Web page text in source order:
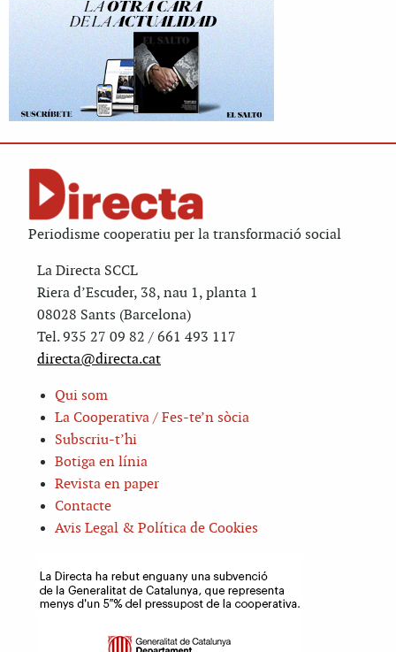
Periodisme cooperatiu per la transformació social
La Directa SCCL
Riera d’Escuder, 38, nau 1, planta 1
08028 Sants (Barcelona)
Tel. 935 27 09 82 / 661 493 117
directa@directa.cat
Qui som
La Cooperativa / Fes-te’n sòcia
Subscriu-t’hi
Botiga en línia
Revista en paper
Contacte
Avis Legal & Política de Cookies